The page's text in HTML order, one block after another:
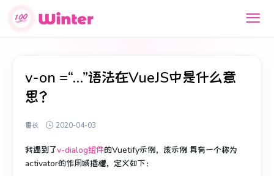
v-on =“…”语法在VueJS中是什么意
思？
番长 2020-04-03
我遇到了v-dialog组件的Vuetify示例，该示例 具有一个称为
activator的作用域插槽，定义如下：